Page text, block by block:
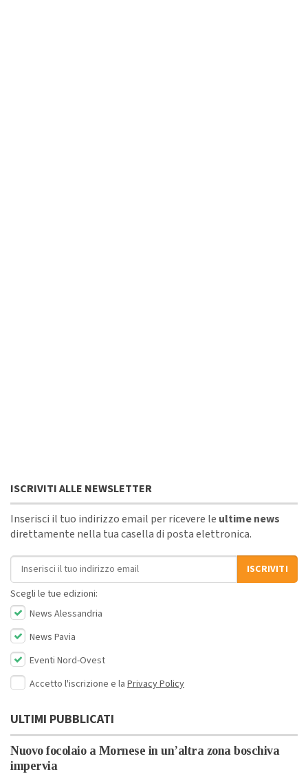
ISCRIVITI ALLE NEWSLETTER
Inserisci il tuo indirizzo email per ricevere le ultime news
direttamente nella tua casella di posta elettronica.
Indirizzo email
ISCRIVITI
Scegli le tue edizioni:
News Alessandria
News Pavia
Eventi Nord-Ovest
Accetto l'iscrizione e la Privacy Policy
ULTIMI PUBBLICATI
Nuovo focolaio a Mornese in un’altra zona boschiva
impervia